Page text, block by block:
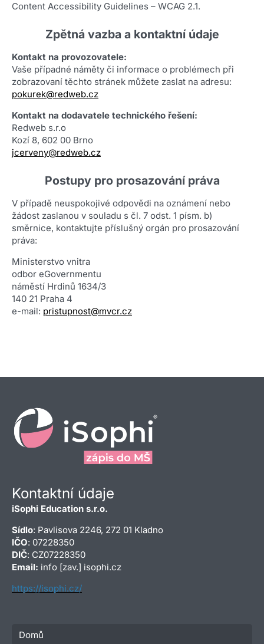
Content Accessibility Guidelines – WCAG 2.1.
Zpětná vazba a kontaktní údaje
Kontakt na provozovatele:
Vaše případné náměty či informace o problémech při
zobrazovaní těchto stránek můžete zaslat na adresu:
pokurek@redweb.cz
Kontakt na dodavatele technického řešení:
Redweb s.r.o
Kozí 8, 602 00 Brno
jcerveny@redweb.cz
Postupy pro prosazování práva
V případě neuspokojivé odpovědi na oznámení nebo
žádost zaslanou v souladu s čl. 7 odst. 1 písm. b)
směrnice, kontaktujte příslušný orgán pro prosazování
práva:
Ministerstvo vnitra
odbor eGovernmentu
náměstí Hrdinů 1634/3
140 21 Praha 4
e-mail: pristupnost@mvcr.cz
Kontaktní údaje
iSophi Education s.r.o.
Sídlo: Pavlisova 2246, 272 01 Kladno
IČO: 07228350
DIČ: CZ07228350
Email: info [zav.] isophi.cz
https://isophi.cz/
Domů